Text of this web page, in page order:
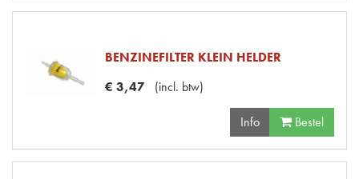
BENZINEFILTER KLEIN HELDER
€ 3,47 (incl. btw)
Info Bestel